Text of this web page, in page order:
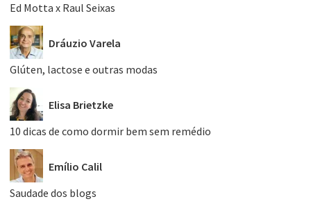
Ed Motta x Raul Seixas
Dráuzio Varela
Glúten, lactose e outras modas
Elisa Brietzke
10 dicas de como dormir bem sem remédio
Emílio Calil
Saudade dos blogs